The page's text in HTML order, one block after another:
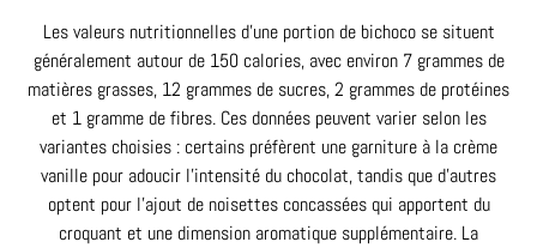
Les valeurs nutritionnelles d’une portion de bichoco se situent
généralement autour de 150 calories, avec environ 7 grammes de
matières grasses, 12 grammes de sucres, 2 grammes de protéines
et 1 gramme de fibres. Ces données peuvent varier selon les
variantes choisies : certains préfèrent une garniture à la crème
vanille pour adoucir l’intensité du chocolat, tandis que d’autres
optent pour l’ajout de noisettes concassées qui apportent du
croquant et une dimension aromatique supplémentaire. La